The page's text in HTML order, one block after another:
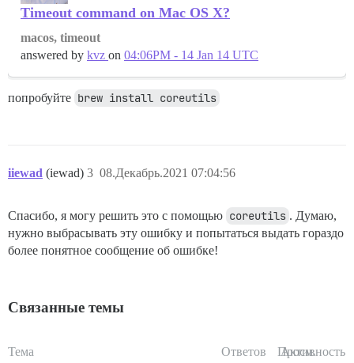
Timeout command on Mac OS X?
macos, timeout
answered by kvz on 04:06PM - 14 Jan 14 UTC
попробуйте brew install coreutils
iiewad (iewad) 08.Декабрь.2021 07:04:56
3
Спасибо, я могу решить это с помощью coreutils . Думаю,
нужно выбрасывать эту ошибку и попытаться выдать гораздо
более понятное сообщение об ошибке!
Связанные темы
Тема Ответов Просм.
Активность